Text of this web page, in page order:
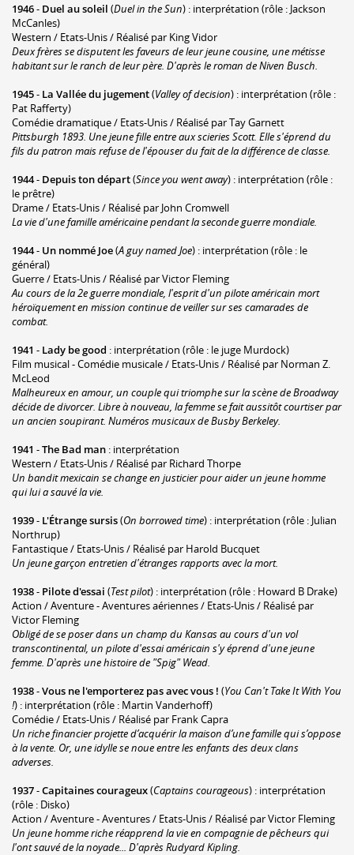
1946- Duel au soleil (Duel in the Sun) : interprétation (rôle : Jackson
McCanles)
Western / Etats-Unis / Réalisé par King Vidor
Deux frères se disputent les faveurs de leur jeune cousine, une métisse
habitant sur le ranch de leur père. D'après le roman de Niven Busch.
1945- La Vallée du jugement(Valley of decision) : interprétation (rôle :
Pat Rafferty)
Comédie dramatique / Etats-Unis / Réalisé par Tay Garnett
Pittsburgh 1893. Une jeune fille entre aux scieries Scott. Elle s'éprend du
fils du patron mais refuse de l'épouser du fait de la différence de classe.
1944- Depuis ton départ(Since you went away) : interprétation (rôle :
le prêtre)
Drame / Etats-Unis / Réalisé par John Cromwell
La vie d'une famille américaine pendant la seconde guerre mondiale.
1944- Un nommé Joe(A guy named Joe) : interprétation (rôle : le
général)
Guerre / Etats-Unis / Réalisé par Victor Fleming
Au cours de la 2e guerre mondiale, l'esprit d'un pilote américain mort
héroïquement en mission continue de veiller sur ses camarades de
combat.
1941 - Lady be good : interprétation (rôle : le juge Murdock)
Film musical - Comédie musicale / Etats-Unis / Réalisé par Norman Z.
McLeod
Malheureux en amour, un couple qui triomphe sur la scène de Broadway
décide de divorcer. Libre à nouveau, la femme se fait aussitôt courtiser par
un ancien soupirant. Numéros musicaux de Busby Berkeley.
1941 -The Bad man : interprétation
Western / Etats-Unis / Réalisé par Richard Thorpe
Un bandit mexicain se change en justicier pour aider un jeune homme
qui lui a sauvé la vie.
1939- L'Étrange sursis(On borrowed time) : interprétation (rôle : Julian
Northrup)
Fantastique / Etats-Unis / Réalisé par Harold Bucquet
Un jeune garçon entretien d'étranges rapports avec la mort.
1938- Pilote d'essai (Test pilot) : interprétation (rôle : Howard B Drake)
Action / Aventure - Aventures aériennes / Etats-Unis / Réalisé par
Victor Fleming
Obligé de se poser dans un champ du Kansas au cours d'un vol
transcontinental, un pilote d'essai américain s'y éprend d'une jeune
femme. D'après une histoire de "Spig" Wead.
1938-Vous ne l'emporterez pas avec vous ! (You Can't Take It With You
!) : interprétation (rôle : Martin Vanderhoff)
Comédie / Etats-Unis / Réalisé par Frank Capra
Un riche financier projette d’acquérir la maison d’une famille qui s’oppose
à la vente. Or, une idylle se noue entre les enfants des deux clans
adverses.
1937-Capitaines courageux(Captains courageous) : interprétation
(rôle : Disko)
Action / Aventure - Aventures / Etats-Unis / Réalisé par Victor Fleming
Un jeune homme riche réapprend la vie en compagnie de pêcheurs qui
l'ont sauvé de la noyade... D'après Rudyard Kipling.